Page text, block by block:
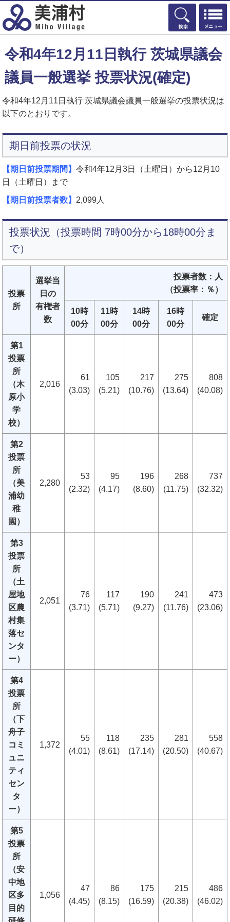
検索
令和4年12月11日執行 茨城県議会
議員一般選挙 投票状況(確定)
令和4年12月11日執行 茨城県議会議員一般選挙の投票状況は
以下のとおりです。
期日前投票の状況
【期日前投票期間】令和4年12月3日（土曜日）から12月10
日（土曜日）まで
【期日前投票者数】 2,099人
投票状況（投票時間 7時00分から18時00分ま
で）
投票
所
選挙当
日の
有権者
数
投票者数：人
（投票率：％）
10時
00分
11時
00分
14時
00分
16時
00分
確定
第1
投票
所
（木
原小
学
校）
2,016
61
(3.03)
105
(5.21)
217
(10.76)
275
(13.64)
808
(40.08)
第2
投票
所
（美
浦幼
稚
園）
2,280
53
(2.32)
95
(4.17)
196
(8.60)
268
(11.75)
737
(32.32)
第3
投票
所
（土
屋地
区農
村集
落セ
ンタ
ー）
2,051
76
(3.71)
117
(5.71)
190
(9.27)
241
(11.76)
473
(23.06)
第4
投票
所
（下
舟子
コミ
ュニ
ティ
セン
タ
ー）
1,372
55
(4.01)
118
(8.61)
235
(17.14)
281
(20.50)
558
(40.67)
第5
投票
所
（安
中地
区多
目的
1,056
47
(4.45)
86
(8.15)
175
(16.59)
215
(20.38)
486
(46.02)